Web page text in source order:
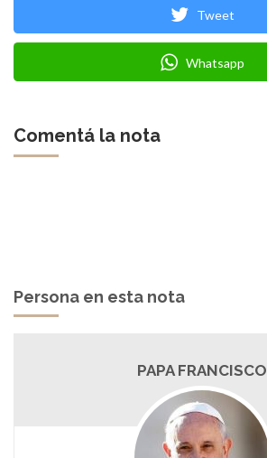
Tweet
Whatsapp
Comentá la nota
Persona en esta nota
PAPA FRANCISCO